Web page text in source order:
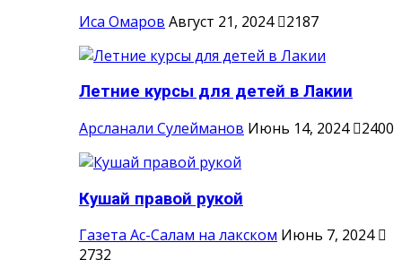
Иса Омаров Август 21, 2024 2187
Летние курсы для детей в Лакии
Арсланали Сулейманов Июнь 14, 2024 2400
Кушай правой рукой
Газета Ас-Салам на лакском Июнь 7, 2024
2732